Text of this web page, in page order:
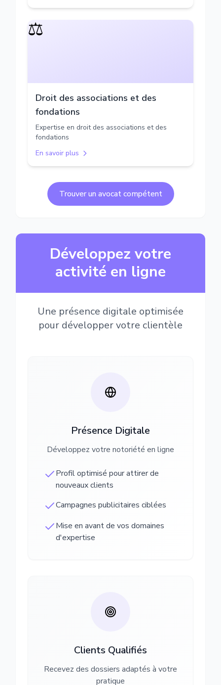
⚖️
Droit des associations et des
fondations
Expertise en droit des associations et des
fondations
En savoir plus
Trouver un avocat compétent
Développez votre
activité en ligne
Une présence digitale optimisée
pour développer votre clientèle
Présence Digitale
Développez votre notoriété en ligne
Profil optimisé pour attirer de
nouveaux clients
Campagnes publicitaires ciblées
Mise en avant de vos domaines
d'expertise
Clients Qualifiés
Recevez des dossiers adaptés à votre
pratique